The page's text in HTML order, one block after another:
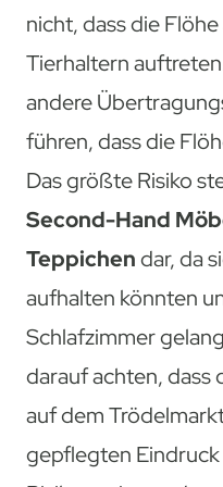
nicht, dass die
Tierhaltern
andere
führen, dass die
Das größte Risiko
Second-Hand
Teppichendar, da
aufhalten könnten
Schlafzimmer
darauf achten, dass
auf dem
gepflegten Eindruck